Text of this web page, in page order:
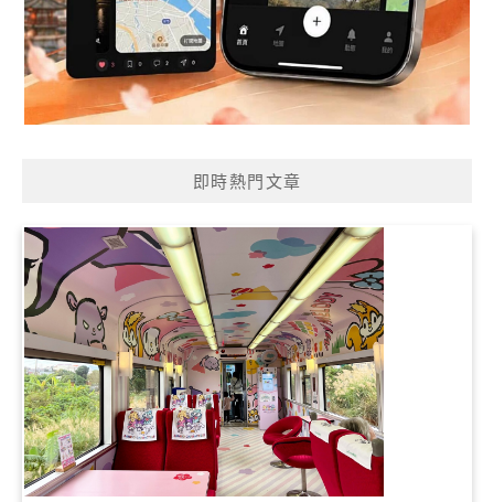
即時熱門文章